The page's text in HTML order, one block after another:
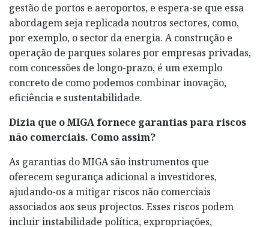
gestão de portos e aeroportos, e espera-se que essa
abordagem seja replicada noutros sectores, como,
por exemplo, o sector da energia. A construção e
operação de parques solares por empresas privadas,
com concessões de longo-prazo, é um exemplo
concreto de como podemos combinar inovação,
eficiência e sustentabilidade.
Dizia que o MIGA fornece garantias para riscos
não comerciais. Como assim?
As garantias do MIGA são instrumentos que
oferecem segurança adicional a investidores,
ajudando-os a mitigar riscos não comerciais
associados aos seus projectos. Esses riscos podem
incluir instabilidade política, expropriações,